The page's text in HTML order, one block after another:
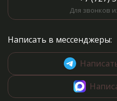
Для звонков
Написать в мессенджеры: